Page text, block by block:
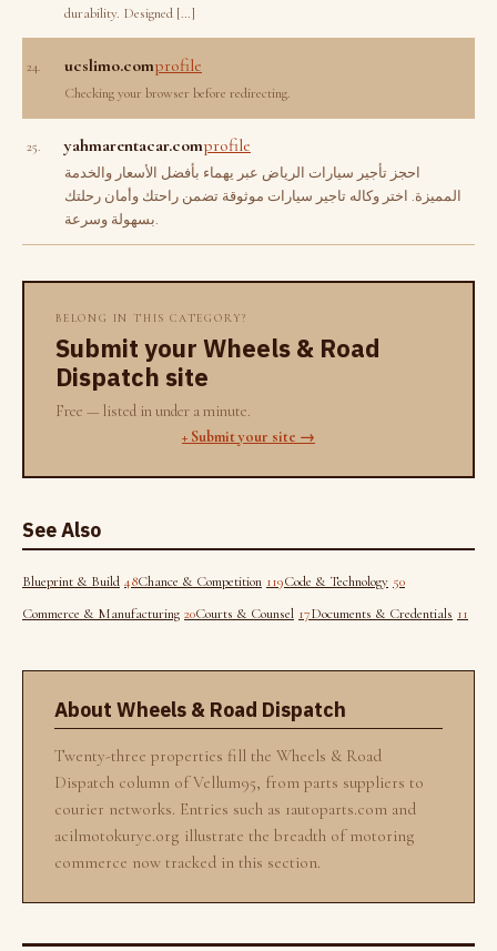
durability. Designed […]
24. ucslimo.comprofile
Checking your browser before redirecting.
25. yahmarentacar.comprofile
احجز تأجير سيارات الرياض عبر يهماء بأفضل الأسعار والخدمة
المميزة. اختر وكاله تاجير سيارات موثوقة تضمن راحتك وأمان رحلتك
بسهولة وسرعة.
BELONG IN THIS CATEGORY?
Submit your Wheels & Road
Dispatch site
Free — listed in under a minute.
+ Submit your site →
See Also
Blueprint & Build 48Chance & Competition 119Code & Technology 50
Commerce & Manufacturing 20Courts & Counsel 17Documents & Credentials 11
About Wheels & Road Dispatch
Twenty-three properties fill the Wheels & Road
Dispatch column of Vellum95, from parts suppliers to
courier networks. Entries such as 1autoparts.com and
acilmotokurye.org illustrate the breadth of motoring
commerce now tracked in this section.